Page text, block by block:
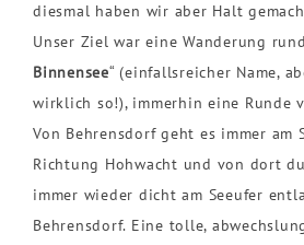
diesmal haben wir aber Halt
Unser Ziel war eine Wanderung
Binnensee“ (einfallsreicher Name,
wirklich so!), immerhin eine Runde
Von Behrensdorf geht es immer am
Richtung Hohwacht und von dort
immer wieder dicht am Seeufer
Behrensdorf. Eine tolle,